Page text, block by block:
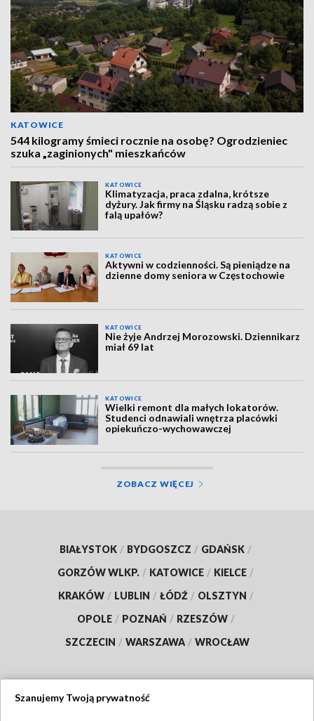
KATOWICE
544 kilogramy śmieci rocznie na osobę? Ogrodzieniec
szuka „zaginionych" mieszkańców
KATOWICE
Klimatyzacja, praca zdalna, krótsze
dyżury. Jak firmy na Śląsku radzą sobie z
falą upałów?
KATOWICE
Aktywni w codzienności. Są pieniądze na
dzienne domy seniora w Częstochowie
KATOWICE
Nie żyje Andrzej Morozowski. Dziennikarz
miał 69 lat
KATOWICE
Wielki remont dla małych lokatorów.
Studenci odnawiali wnętrza placówki
opiekuńczo-wychowawczej
ZOBACZ WIĘCEJ
BIAŁYSTOK / BYDGOSZCZ / GDAŃSK /
GORZÓW WLKP. / KATOWICE / KIELCE /
KRAKÓW / LUBLIN / ŁÓDŹ / OLSZTYN /
OPOLE / POZNAŃ / RZESZÓW /
SZCZECIN / WARSZAWA / WROCŁAW
Szanujemy Twoją prywatność